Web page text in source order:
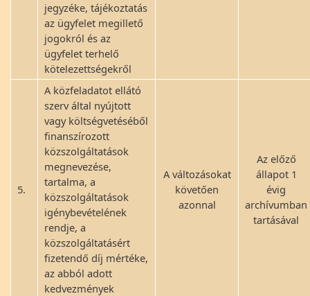
jegyzéke, tájékoztatás
az ügyfelet megillető
jogokról és az
ügyfelet terhelő
kötelezettségekről
5.
A közfeladatot ellátó
szerv által nyújtott
vagy költségvetéséből
finanszírozott
közszolgáltatások
megnevezése,
tartalma, a
közszolgáltatások
igénybevételének
rendje, a
közszolgáltatásért
fizetendő díj mértéke,
az abból adott
kedvezmények
A változásokat
követően
azonnal
Az előző
állapot 1
évig
archívumban
tartásával